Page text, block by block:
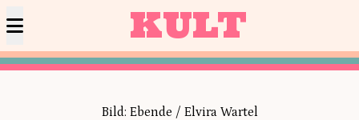
KULT
Bild: Ebende / Elvira Wartel